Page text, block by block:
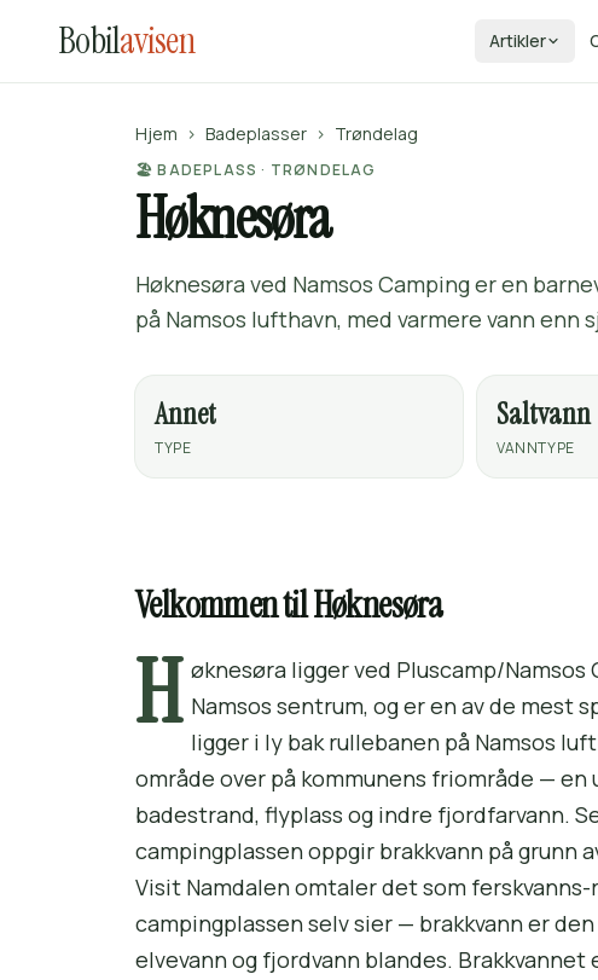
Bobilavisen Artikler
Hjem › Badeplasser › Trøndelag
🏖️ BADEPLASS · TRØNDELAG
Høknesøra
Høknesøra ved Namsos Camping er en
på Namsos lufthavn, med varmere vann enn
Annet
TYPE
Saltvann
VANNTYPE
Velkommen til Høknesøra
H øknesøra ligger ved Pluscamp/
Namsos sentrum, og er en av de mest
ligger i ly bak rullebanen på Namsos
område over på kommunens friområde — en
badestrand, fly­plass og indre fjord­farvann.
campingplassen oppgir brakkvann på
Visit Namdalen omtaler det som
campingplassen selv sier — brakkvann er
elve­vann og fjordvann blandes.